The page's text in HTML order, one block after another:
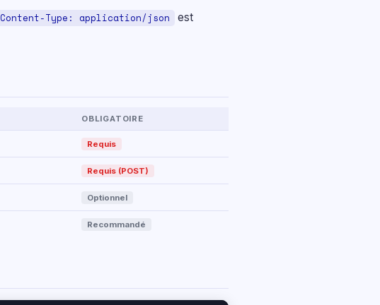
Content-Type: application/json
est
OBLIGATOIRE
Requis
Requis (POST)
Optionnel
Recommandé